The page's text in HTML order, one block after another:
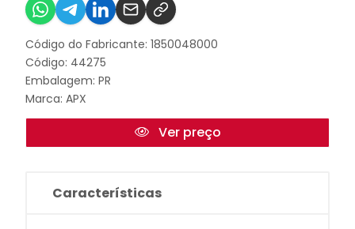
Código do Fabricante: 1850048000
Código: 44275
Embalagem: PR
Marca: APX
Ver preço
Características